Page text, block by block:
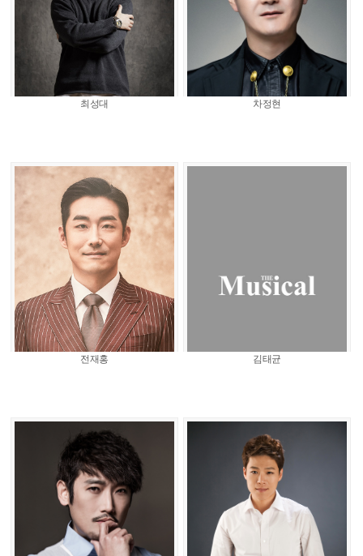
최성대 차정현
전재홍 김태균